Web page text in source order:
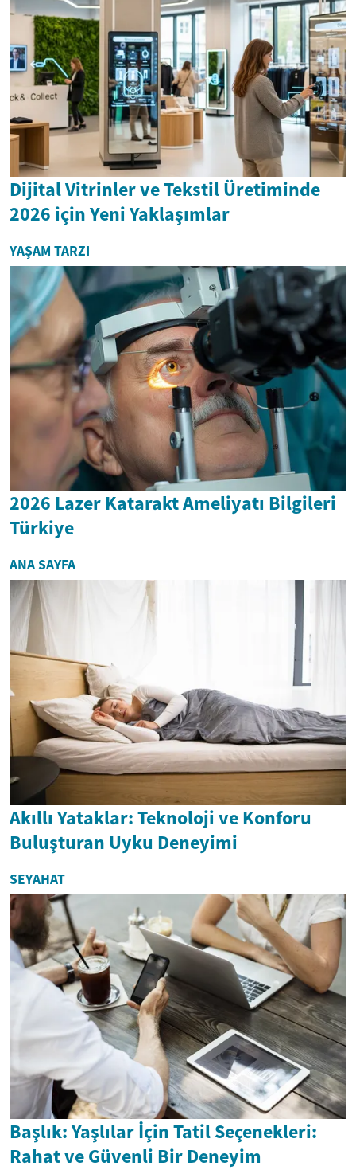
Dijital Vitrinler ve Tekstil Üretiminde
2026 için Yeni Yaklaşımlar
YAŞAM TARZI
2026 Lazer Katarakt Ameliyatı Bilgileri
Türkiye
ANA SAYFA
Akıllı Yataklar: Teknoloji ve Konforu
Buluşturan Uyku Deneyimi
SEYAHAT
Başlık: Yaşlılar İçin Tatil Seçenekleri:
Rahat ve Güvenli Bir Deneyim